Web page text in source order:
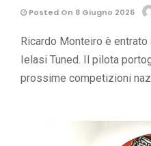
Posted On 8 Giugno 2026
Ricardo Monteiro è
Ielasi Tuned. Il pilota
prossime competizioni